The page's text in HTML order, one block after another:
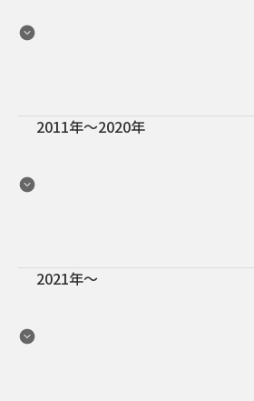
2011年〜2020年
2021年〜